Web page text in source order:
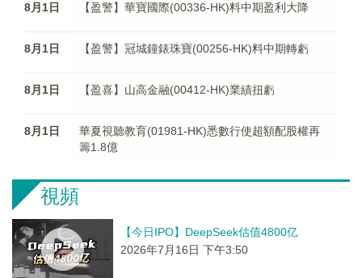
8月1日 【盈警】華寶國際(00336-HK)料中期盈利大降
8月1日 【盈警】冠城鐘錶珠寶(00256-HK)料中期轉虧
8月1日 【盈喜】山高金融(00412-HK)業績扭虧
8月1日
華夏視聽教育(01981-HK)悉數行使超額配股權再
籌1.8億
視頻
【今日IPO】DeepSeek估值4800亿
2026年7月16日 下午3:50